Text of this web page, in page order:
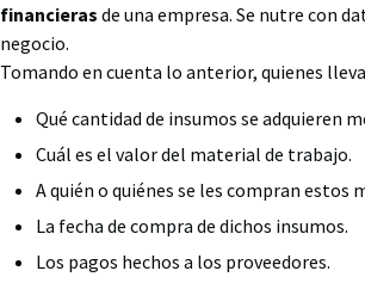
financieras de una empresa. Se nutre con
negocio.
Tomando en cuenta lo anterior, quienes
Qué cantidad de insumos se adquieren
Cuál es el valor del material de trabajo.
A quién o quiénes se les compran estos
La fecha de compra de dichos insumos.
Los pagos hechos a los proveedores.